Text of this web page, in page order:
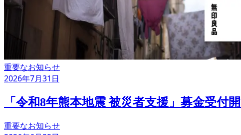
重要なお知らせ
2026年7月31日
「令和8年熊本地震 被災者支援」募金受付
重要なお知らせ